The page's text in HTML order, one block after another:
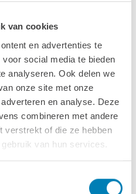
van cookies
en advertenties te
social media te bieden
analyseren. Ook delen we
onze site met onze
en analyse. Deze
combineren met andere
verstrekt of die ze hebben
van hun services.